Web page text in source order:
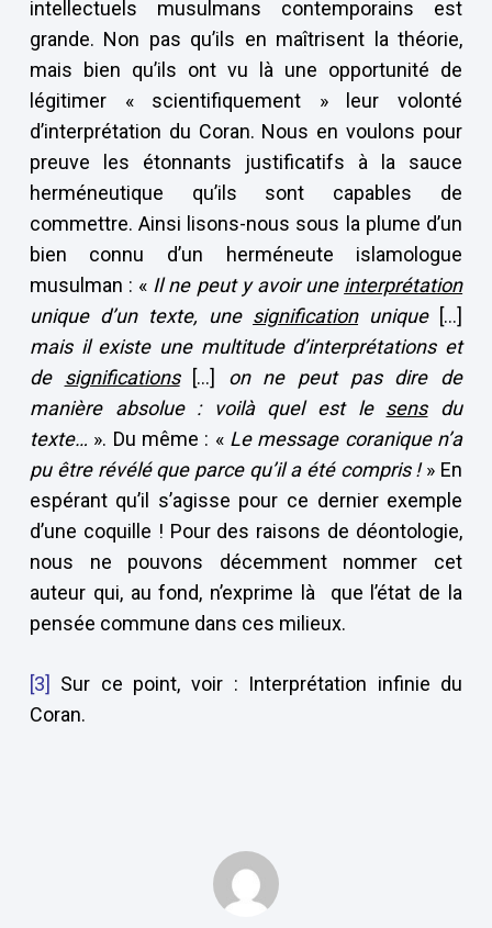
intellectuels musulmans contemporains est
grande. Non pas qu’ils en maîtrisent la théorie,
mais bien qu’ils ont vu là une opportunité de
légitimer « scientifiquement » leur volonté
d’interprétation du Coran. Nous en voulons pour
preuve les étonnants justificatifs à la sauce
herméneutique qu’ils sont capables de
commettre. Ainsi lisons-nous sous la plume d’un
bien connu d’un herméneute islamologue
musulman : « Il ne peut y avoir une interprétation
unique d’un texte, une significationunique […]
mais il existe une multitude d’interprétations et
de significations […] on ne peut pas dire de
manière absolue : voilà quel est le sensdu
texte… ». Du même : « Le message coranique n’a
pu être révélé que parce qu’il a été compris !» En
espérant qu’il s’agisse pour ce dernier exemple
d’une coquille ! Pour des raisons de déontologie,
nous ne pouvons décemment nommer cet
auteur qui, au fond, n’exprime là que l’état de la
pensée commune dans ces milieux.
[3]
Sur ce point, voir : Interprétation infinie du
Coran.